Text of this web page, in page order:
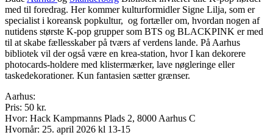
med til foredrag. Her kommer kulturformidler Signe Lilja, som er
specialist i koreansk popkultur, og fortæller om, hvordan nogen af
nutidens største K-pop grupper som BTS og BLACKPINK er med
til at skabe fællesskaber på tværs af verdens lande. På Aarhus
bibliotek vil der også være en krea-station, hvor I kan dekorere
photocards-holdere med klistermærker, lave nøgleringe eller
taskedekorationer. Kun fantasien sætter grænser.
Aarhus:
Pris: 50 kr.
Hvor: Hack Kampmanns Plads 2, 8000 Aarhus C
Hvornår: 25. april 2026 kl 13-15